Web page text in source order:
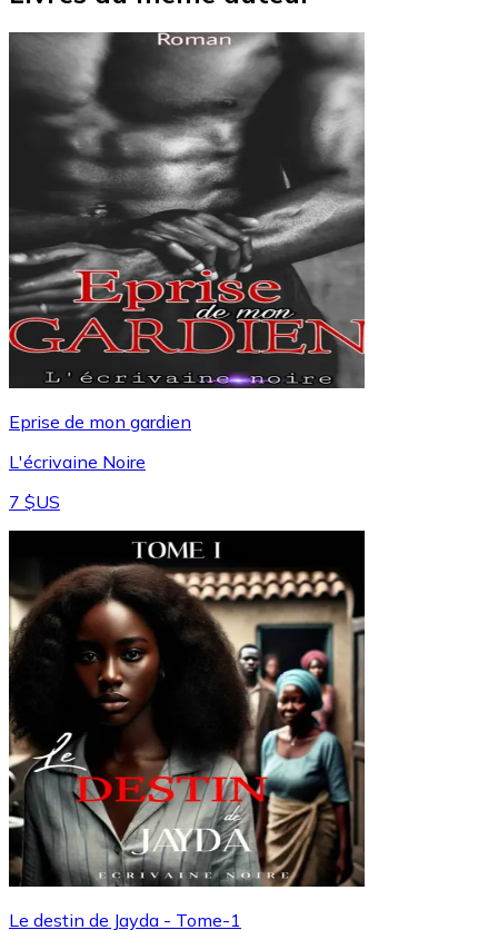
Eprise de mon gardien
L'écrivaine Noire
7 $US
Le destin de Jayda - Tome-1